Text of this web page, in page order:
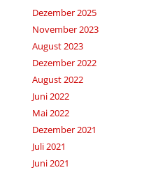
Dezember 2025
November 2023
August 2023
Dezember 2022
August 2022
Juni 2022
Mai 2022
Dezember 2021
Juli 2021
Juni 2021